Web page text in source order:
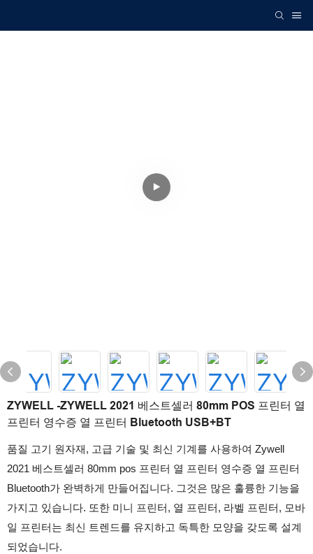
ZYWELL -ZYWELL 2021 베스트셀러 80mm POS 프린터 열
프린터 영수증 열 프린터 Bluetooth USB+BT
품질 고기 원자재, 고급 기술 및 최신 기계를 사용하여 Zywell
2021 베스트셀러 80mm pos 프린터 열 프린터 영수증 열 프린터
Bluetooth가 완벽하게 만들어집니다. 그것은 많은 훌륭한 기능을
가지고 있습니다. 또한 미니 프린터, 열 프린터, 라벨 프린터, 모바
일 프린터는 최신 트렌드를 유지하고 독특한 모양을 갖도록 설계
되었습니다.